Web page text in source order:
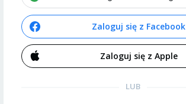
Zaloguj się z Facebook
Zaloguj się z Apple
LUB